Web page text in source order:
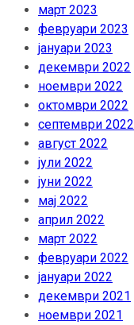
март 2023
февруари 2023
јануари 2023
декември 2022
ноември 2022
октомври 2022
септември 2022
август 2022
јули 2022
јуни 2022
мај 2022
април 2022
март 2022
февруари 2022
јануари 2022
декември 2021
ноември 2021